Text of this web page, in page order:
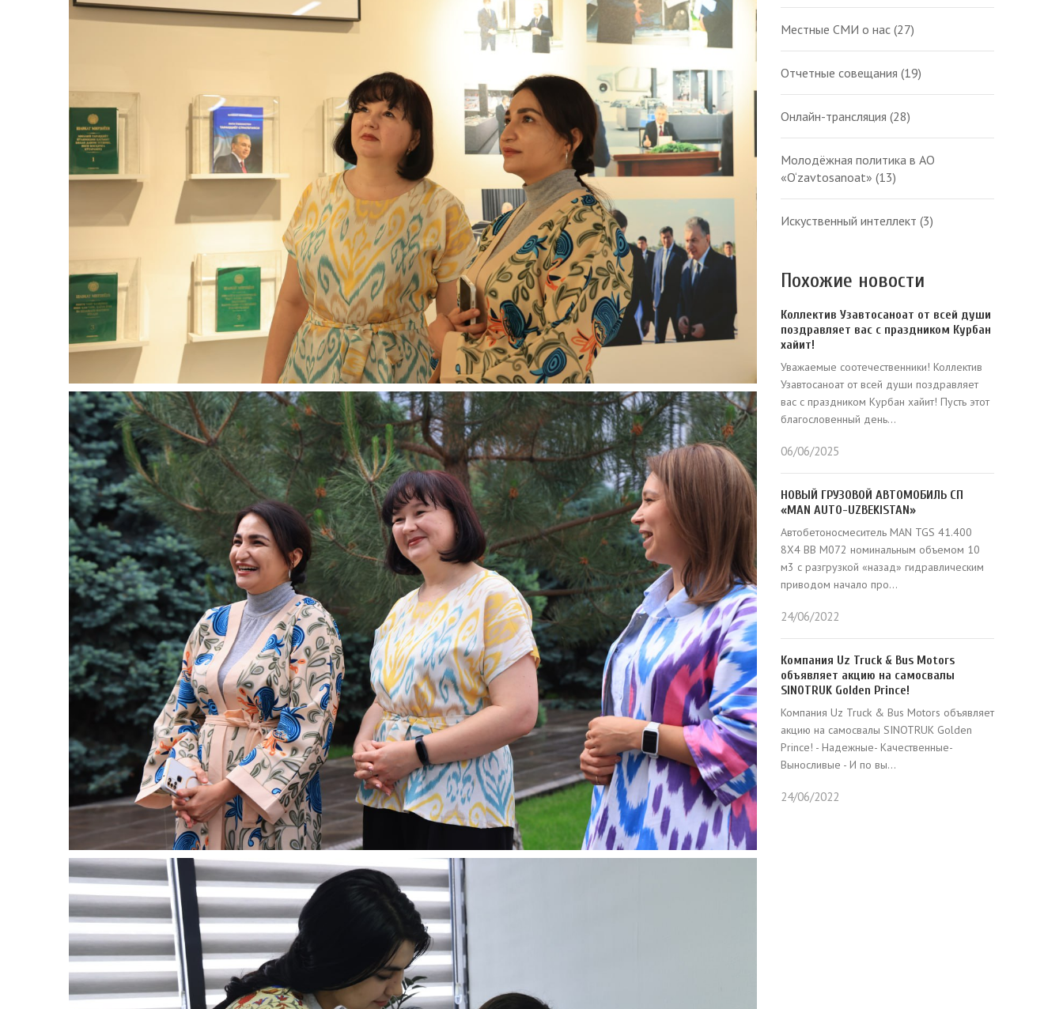
Местные СМИ о нас (27)
Отчетные совещания (19)
Онлайн-трансляция (28)
Молодёжная политика в АО
«O‘zavtosanoat» (13)
Искуственный интеллект (3)
Похожие новости
Коллектив Узавтосаноат от всей души
поздравляет вас с праздником Курбан
хайит!
Уважаемые соотечественники! Коллектив
Узавтосаноат от всей души поздравляет
вас с праздником Курбан хайит! Пусть этот
благословенный день...
06/06/2025
НОВЫЙ ГРУЗОВОЙ АВТОМОБИЛЬ СП
«MAN AUTO-UZBEKISTAN»
Автобетоносмеситель MAN TGS 41.400
8X4 BB M072 номинальным объемом 10
м3 с разгрузкой «назад» гидравлическим
приводом начало про...
24/06/2022
Компания Uz Truck & Bus Motors
объявляет акцию на самосвалы
SINOTRUK Golden Prince!
Компания Uz Truck & Bus Motors объявляет
акцию на самосвалы SINOTRUK Golden
Prince! - Надежные- Качественные-
Выносливые - И по вы...
24/06/2022